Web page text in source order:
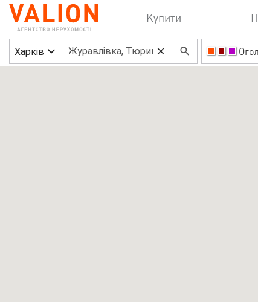
Купити
Харків